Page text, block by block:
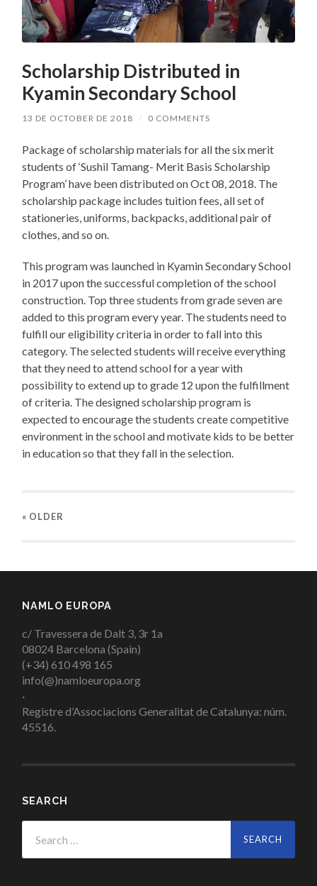
Scholarship Distributed in
Kyamin Secondary School
13 DE OCTOBER DE 2018 / 0 COMMENTS
Package of scholarship materials for all the six merit
students of ‘Sushil Tamang- Merit Basis Scholarship
Program’ have been distributed on Oct 08, 2018. The
scholarship package includes tuition fees, all set of
stationeries, uniforms, backpacks, additional pair of
clothes, and so on.
This program was launched in Kyamin Secondary School
in 2017 upon the successful completion of the school
construction. Top three students from grade seven are
added to this program every year. The students need to
fulfill our eligibility criteria in order to fall into this
category. The selected students will receive everything
that they need to attend school for a year with
possibility to extend up to grade 12 upon the fulfillment
of criteria. The designed scholarship program is
expected to encourage the students create competitive
environment in the school and motivate kids to be better
in education so that they fall in the selection.
« OLDER
NAMLO EUROPA
c/ Travessera de Dalt 3, 3r 1a
08024 Barcelona (Spain)
(+34) 610 498 165
info(@)namloeuropa.org
·
Registre d’Associacions Generalitat de Catalunya: núm.
45516.
SEARCH
for: